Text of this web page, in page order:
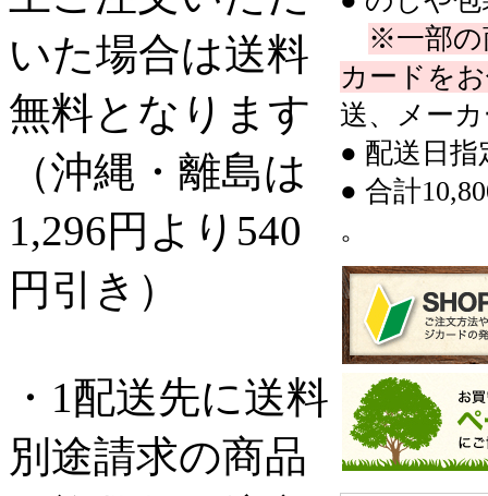
※一部の
カードを
送、メー
● 配送日指
● 合計
。
いた場合は送料
無料となります
（沖縄・離島は
1,296円より540
円引き）
・1配送先に送料
別途請求の商品